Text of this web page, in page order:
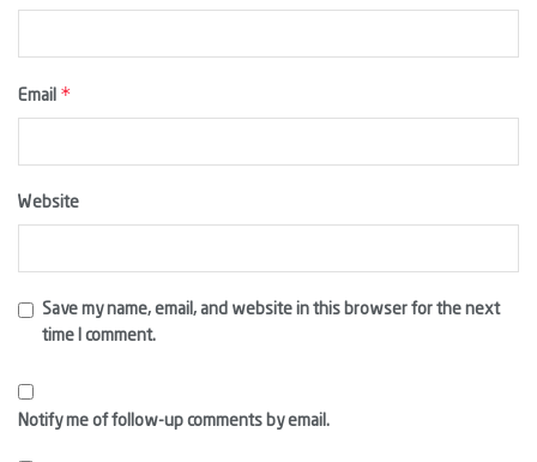
Email *
Website
Save my name, email, and website in this browser for the next
time I comment.
Notify me of follow-up comments by email.